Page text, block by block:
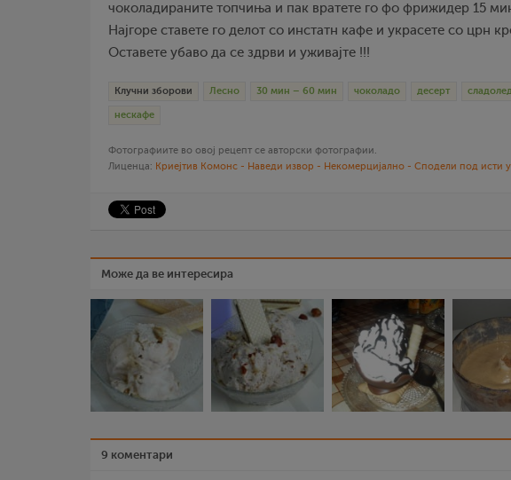
чоколадираните топчиња и пак вратете го фо фрижидер 15
Најгоре ставете го делот со инстатн кафе и украсете со црн
Оставете убаво да се здрви и уживајте !!!
Клучни зборови Лесно 30 мин – 60 мин чоколадо десерт
нескафе
Фотографиите во овој рецепт се авторски фотографии.
Лиценца: Криејтив Комонс - Наведи извор - Некомерцијално - Сподели под исти
Може да ве интересира
9 коментари